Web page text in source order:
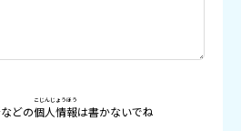
どの個人情報
こじんじょうほう
は書かないでね